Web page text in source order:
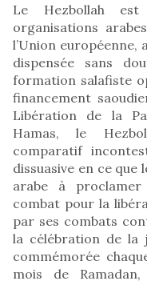
Le Hezbollah
organisations
l’Union européenne,
dispensée sans
formation salafiste
financement
Libération de la
Hamas, le
comparatif
dissuasive en ce que
arabe à
combat pour la
par ses combats
la célébration de la
commémorée
mois de